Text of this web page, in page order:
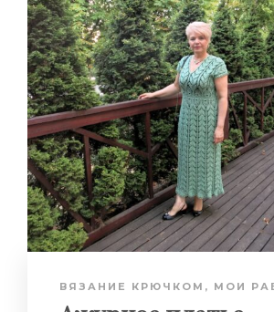
ВЯЗАНИЕ КРЮЧКОМ , МОИ